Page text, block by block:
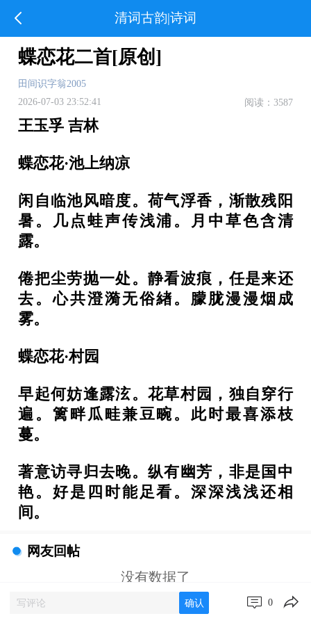
清词古韵|诗词
蝶恋花二首[原创]
田间识字翁2005
2026-07-03 23:52:41
阅读：3587
王玉孚 吉林
蝶恋花·池上纳凉
闲自临池风暗度。荷气浮香，渐散残阳
暑。几点蛙声传浅浦。月中草色含清
露。
倦把尘劳抛一处。静看波痕，任是来还
去。心共澄漪无俗緖。朦胧漫漫烟成
雾。
蝶恋花·村园
早起何妨逢露泫。花草村园，独自穿行
遍。篱畔瓜畦兼豆畹。此时最喜添枝
蔓。
著意访寻归去晚。纵有幽芳，非是国中
艳。好是四时能足看。深深浅浅还相
间。
网友回帖
没有数据了
确认 0